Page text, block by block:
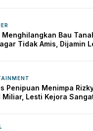
Menghilangkan Bau
Tidak Amis, Dijamin
Penipuan Menimpa
Miliar, Lesti Kejora